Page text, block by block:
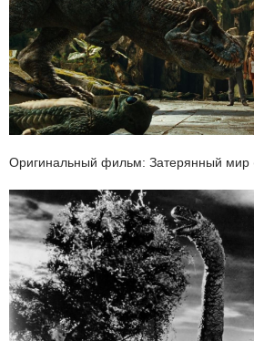
Оригинальный фильм: Затерянный мир